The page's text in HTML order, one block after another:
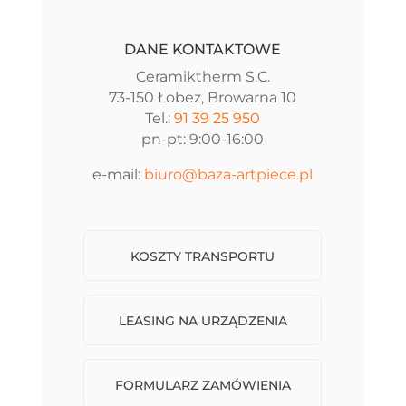
DANE KONTAKTOWE
Ceramiktherm S.C.
73-150 Łobez, Browarna 10
Tel.:91 39 25 950
pn-pt: 9:00-16:00
e-mail: biuro@baza-artpiece.pl
KOSZTY TRANSPORTU
LEASING NA URZĄDZENIA
FORMULARZ ZAMÓWIENIA